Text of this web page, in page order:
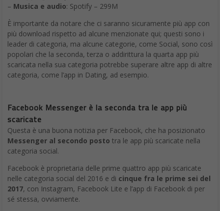
– Musica e audio: Spotify – 299M
È importante da notare che ci saranno sicuramente più app con
più download rispetto ad alcune menzionate qui; questi sono i
leader di categoria, ma alcune categorie, come Social, sono così
popolari che la seconda, terza o addirittura la quarta app più
scaricata nella sua categoria potrebbe superare altre app di altre
categoria, come l’app in Dating, ad esempio.
Facebook Messenger è la seconda tra le app più
scaricate
Questa è una buona notizia per Facebook, che ha posizionato
Messenger al secondo posto tra le app più scaricate nella
categoria social.
Facebook è proprietaria delle prime quattro app più scaricate
nelle categoria social del 2016 e di cinque fra le prime sei del
2017, con Instagram, Facebook Lite e l’app di Facebook di per
sé stessa, ovviamente.